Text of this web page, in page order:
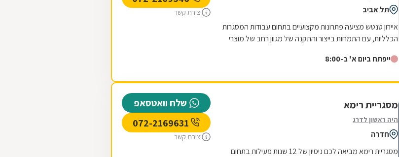
תל אביב
איירון טנטש מציעה פתרונות מקצועיים בתחום עבודות המסגרות
הכלליות, עם התמחות בייצור והתקנה של מגוון רחב של מוצרי
ייפתח ביום א' ב-8:00
יצירת קשר
מסגריית רימא
היה ראשון לדרג
חדרה
מסגריית רימא מביאה לכם ניסיון של 12 שנות פעילות בתחום
שלח וואטסאפ
יצירת קשר